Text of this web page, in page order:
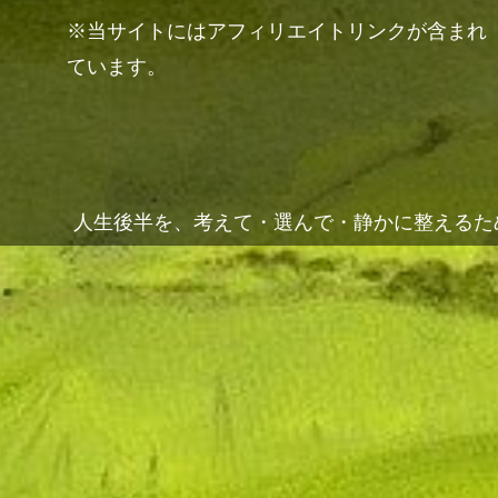
※当サイトにはアフィリエイトリンクが含まれ
ています。
人生後半を、考えて・選んで・静かに整える